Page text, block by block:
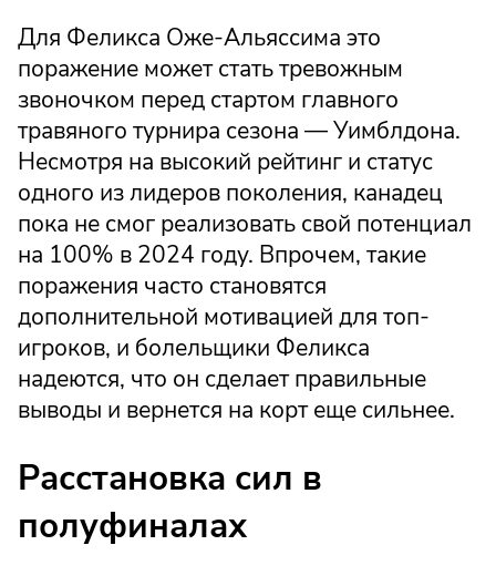
Для Феликса Оже-Альяссима это
поражение может стать тревожным
звоночком перед стартом главного
травяного турнира сезона — Уимблдона.
Несмотря на высокий рейтинг и статус
одного из лидеров поколения, канадец
пока не смог реализовать свой потенциал
на 100% в 2024 году. Впрочем, такие
поражения часто становятся
дополнительной мотивацией для топ-
игроков, и болельщики Феликса
надеются, что он сделает правильные
выводы и вернется на корт еще сильнее.
Расстановка сил в
полуфиналах